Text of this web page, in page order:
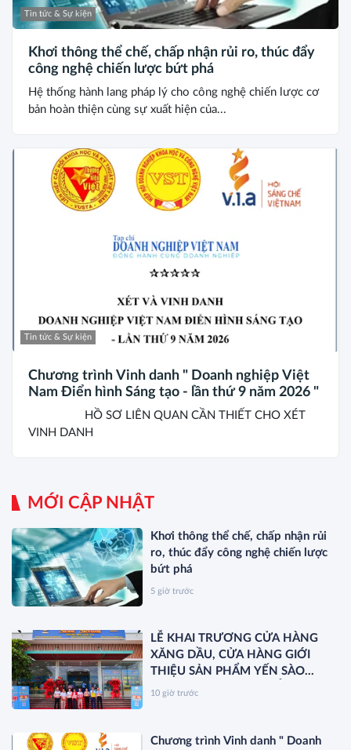
Tin tức & Sự kiện
Khơi thông thể chế, chấp nhận rủi ro, thúc đẩy
công nghệ chiến lược bứt phá
Hệ thống hành lang pháp lý cho công nghệ chiến lược cơ
bản hoàn thiện cùng sự xuất hiện của...
Tin tức & Sự kiện
Chương trình Vinh danh " Doanh nghiệp Việt
Nam Điển hình Sáng tạo - lần thứ 9 năm 2026 "
HỒ SƠ LIÊN QUAN CẦN THIẾT CHO XÉT
VINH DANH
MỚI CẬP NHẬT
Khơi thông thể chế, chấp nhận rủi
ro, thúc đẩy công nghệ chiến lược
bứt phá
5 giờ trước
LỄ KHAI TRƯƠNG CỬA HÀNG
XĂNG DẦU, CỬA HÀNG GIỚI
THIỆU SẢN PHẨM YẾN SÀO
KHÁNH HÒA VÀ RA MẮT SẢN
10 giờ trước
Chương trình Vinh danh " Doanh